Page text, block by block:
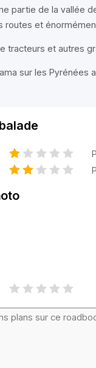
partie de la vallée
routes et
tracteurs et autres
sur les Pyrénées